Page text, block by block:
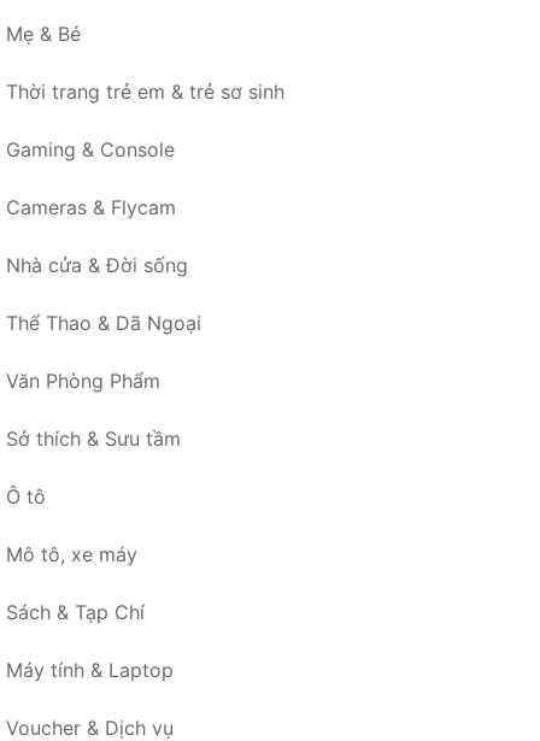
Mẹ & Bé
Thời trang trẻ em & trẻ sơ sinh
Gaming & Console
Cameras & Flycam
Nhà cửa & Đời sống
Thể Thao & Dã Ngoại
Văn Phòng Phẩm
Sở thích & Sưu tầm
Ô tô
Mô tô, xe máy
Sách & Tạp Chí
Máy tính & Laptop
Voucher & Dịch vụ